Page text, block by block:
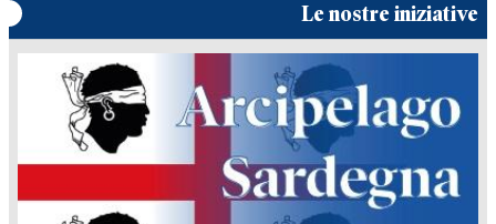
Le nostre iniziative